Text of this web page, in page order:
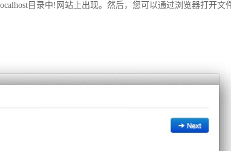
目录中!网站上出现。然后，您可以通过浏览器打开文